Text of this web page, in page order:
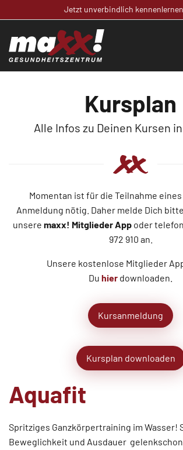
Jetzt unverbindlich
Kursplan
Alle Infos zu Deinen Kursen
Momentan ist für die Teilnahme
Anmeldung nötig. Daher melde Dich
unsere maxx! Mitglieder App oder
972 910 an.
Unsere kostenlose Mitglieder
Du hier downloaden.
Kursanmeldung
Kursplan downloaden
Aquafit
Spritziges Ganzkörpertraining im Wasser!
Beweglichkeit und Ausdauer 